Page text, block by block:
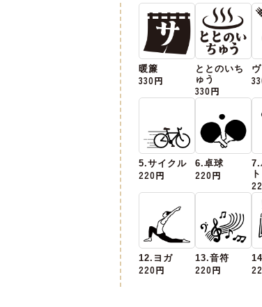
暖簾
330円
ととのいち
ゅう
330円
5.サイクル
220円
6.卓球
220円
7.
ト
12.ヨガ
220円
13.音符
220円